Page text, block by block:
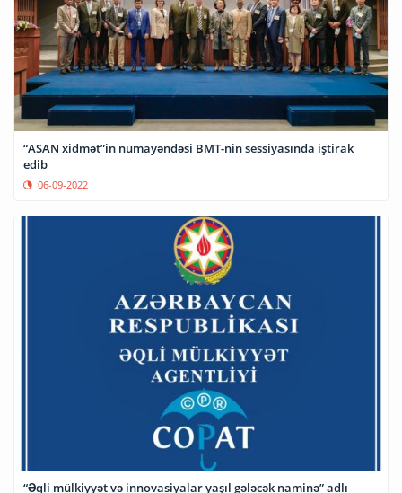
“ASAN xidmət”in nümayəndəsi BMT-nin sessiyasında iştirak
edib
06-09-2022
“Əqli mülkiyyət və innovasiyalar yaşıl gələcək naminə” adlı